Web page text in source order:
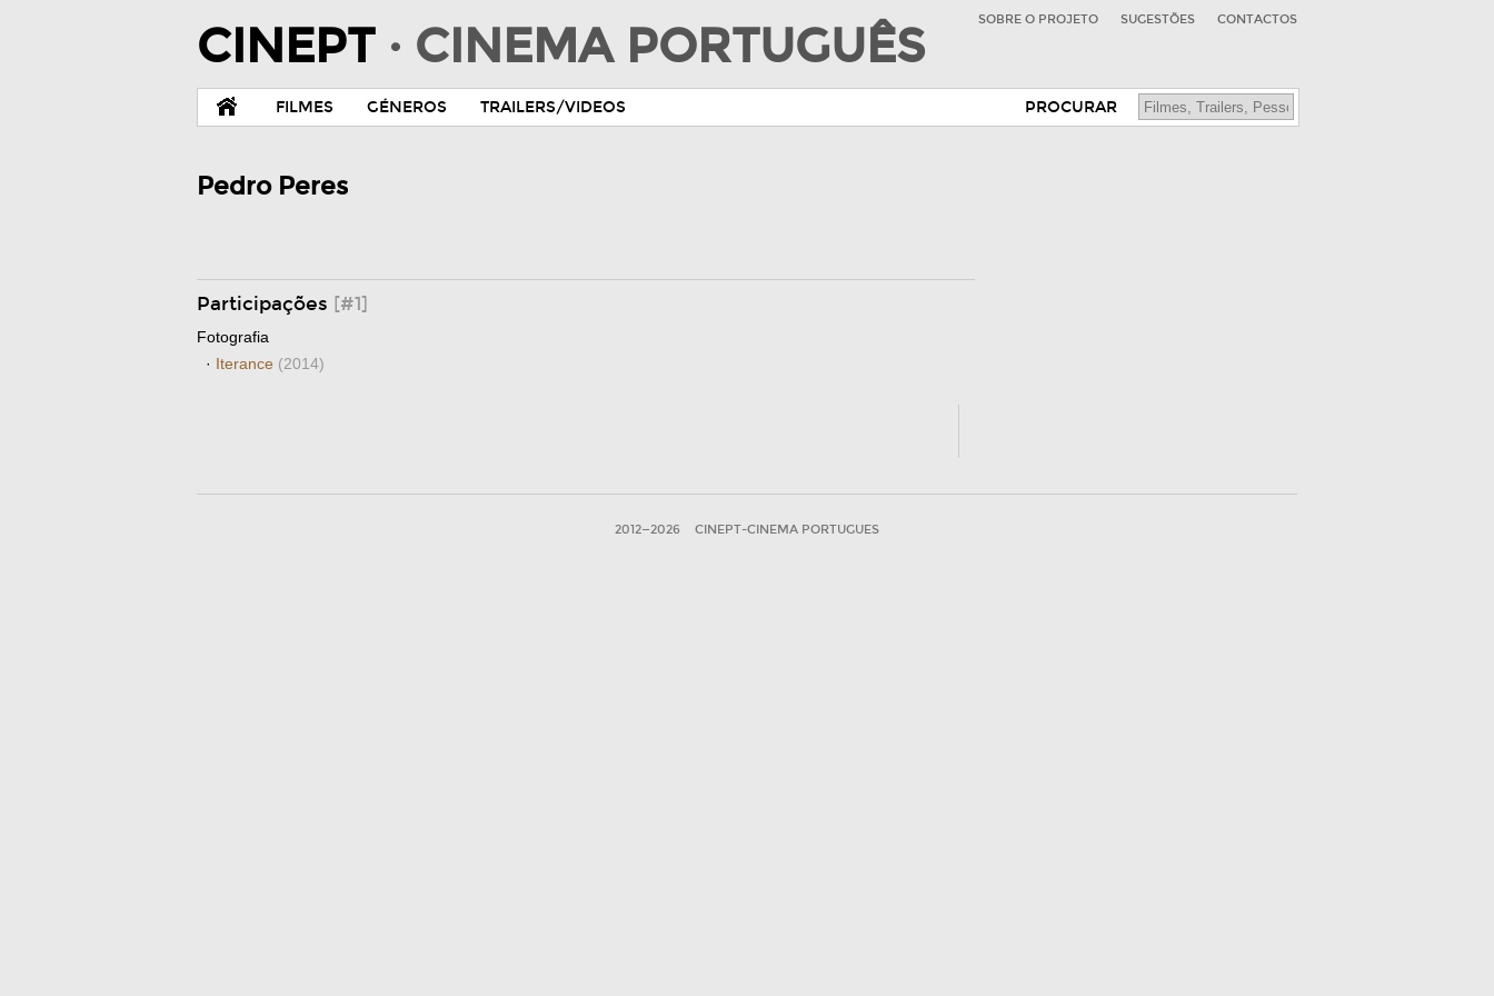
CINEPT · CINEMA PORTUGUÊS SOBRE O PROJETO SUGESTÕES CONTACTOS
FILMES GÉNEROS TRAILERS/VIDEOS PROCURAR
Pedro Peres
Participações [#1]
Fotografia
· Iterance (2014)
2012—2026 CINEPT-CINEMA PORTUGUES